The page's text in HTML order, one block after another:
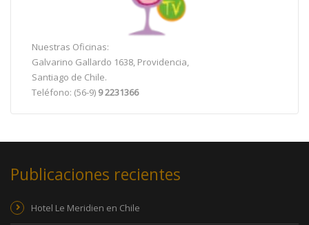
Nuestras Oficinas:
Galvarino Gallardo 1638, Providencia,
Santiago de Chile.
Teléfono: (56-9) 9 2231366
Publicaciones recientes
Hotel Le Meridien en Chile